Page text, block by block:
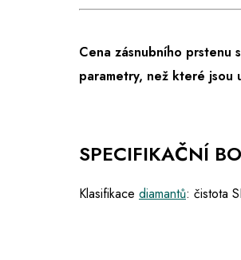
Cena zásnubního prstenu
parametry, než které jsou
SPECIFIKAČNÍ
Klasifikace diamantů: čistota